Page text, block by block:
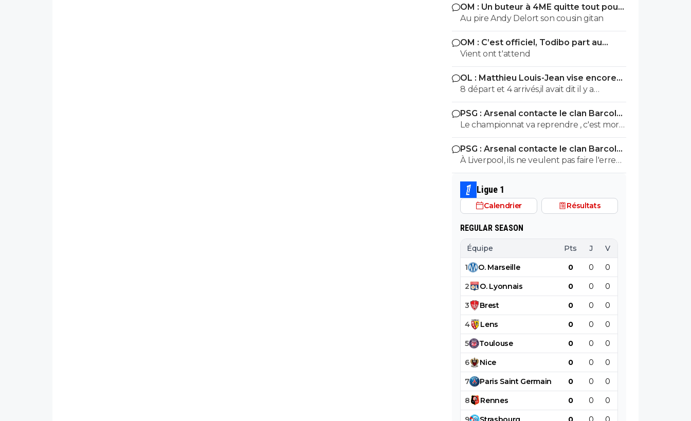
OM : Un buteur à 4ME quitte tout pour
signer à Marseille
Au pire Andy Delort son cousin gitan
OM : C’est officiel, Todibo part au
clash pour venir
Vient ont t'attend
OL : Matthieu Louis-Jean vise encore
trois recrues
8 départ et 4 arrivés,il avait dit il y a
quelques jours
PSG : Arsenal contacte le clan Barcola,
le feuilleton relancé
Le championnat va reprendre , c'est mort
pour barcola
PSG : Arsenal contacte le clan Barcola,
le feuilleton relancé
À Liverpool, ils ne veulent pas faire l'erreur
de récupérer le joueur en toute fin de
mercato sans avoir fait la préparation avec
eux, comme ce fut le cas pour Isak qui
s'est blessé dans la foulée de son arrivée
Ligue 1
Calendrier Résultats
REGULAR SEASON
Équipe Pts J V
1 O. Marseille 0 0 0
2 O. Lyonnais 0 0 0
3 Brest 0 0 0
4 Lens 0 0 0
5 Toulouse 0 0 0
6 Nice 0 0 0
7 Paris Saint Germain 0 0 0
8 Rennes 0 0 0